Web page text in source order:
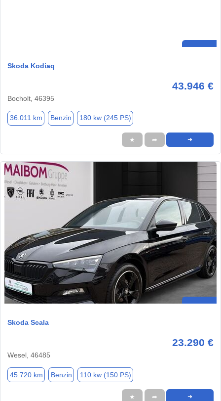
Skoda Kodiaq
43.946 €
Bocholt, 46395
36.011 km Benzin 180 kw (245 PS)
★ ➦ ➜
Skoda Scala
23.290 €
Wesel, 46485
45.720 km Benzin 110 kw (150 PS)
★ ➦ ➜